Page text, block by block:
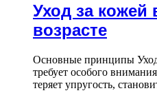
Уход за кожей
возрасте
Основные принципы Уход
требует особого
теряет упругость,